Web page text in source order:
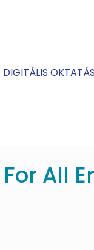
DIGITÁLIS OKTATÁS
All